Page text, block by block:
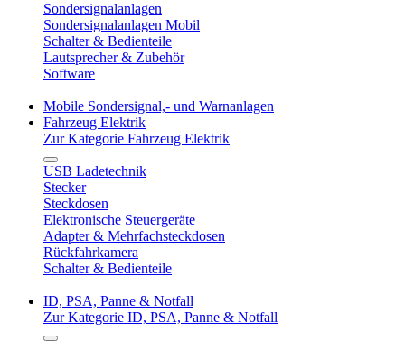
Sondersignalanlagen
Sondersignalanlagen Mobil
Schalter & Bedienteile
Lautsprecher & Zubehör
Software
Mobile Sondersignal,- und Warnanlagen
Fahrzeug Elektrik
Zur Kategorie Fahrzeug Elektrik
USB Ladetechnik
Stecker
Steckdosen
Elektronische Steuergeräte
Adapter & Mehrfachsteckdosen
Rückfahrkamera
Schalter & Bedienteile
ID, PSA, Panne & Notfall
Zur Kategorie ID, PSA, Panne & Notfall